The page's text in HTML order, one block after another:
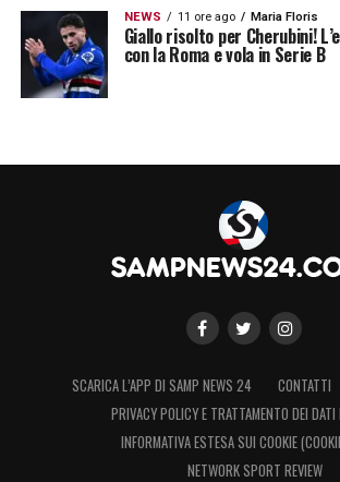
NEWS 11 ore ago Maria Floris
Giallo risolto per Cherubini!
con la Roma e vola in Serie B
SCARICA L’APP DI SAMP NEWS 24 CONTATTI
PRIVACY POLICY E TRATTAMENTO DEI DATI
INFORMATIVA ESTESA SUI COOKIE
NETWORK SPORT REVIEW